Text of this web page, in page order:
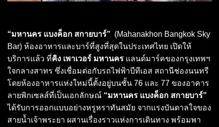
“มหานคร แบงค็อก สกายบาร์” (Mahanakhon Bangkok Sky
Bar) ห้องอาหารและบาร์ที่สูงที่สุดในประเทศไทย เปิดให้
บริการเเล้ว ที่คิง เพาเวอร์ มหานคร แลนด์มาร์คของกรุงเทพฯ
ใจกลางสาทร ซึ่งเชื่อมต่อกับรถไฟฟ้าบีทีเอส สถานีช่องนนทรี
โดยห้องอาหารเเห่งใหม่นี้ตั้งอยู่บนชั้น 76 และ 77 ของอาคาร
ลายพิกเซลส์ที่เป็นเอกลักษณ์ “มหานคร แบงค็อก สกายบาร์”
ได้รับการออกเเบบอย่างหรูหราทันสมัย จากเเรงบันดาลใจของ
สายน้ำเจ้าพระยา ผสานเรื่องราวแห่งการเดินทาง พร้อมพา